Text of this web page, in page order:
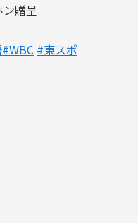
贈呈
#WBC #東スポ